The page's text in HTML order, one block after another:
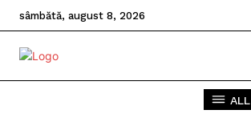
sâmbătă, august 8, 2026
ALL